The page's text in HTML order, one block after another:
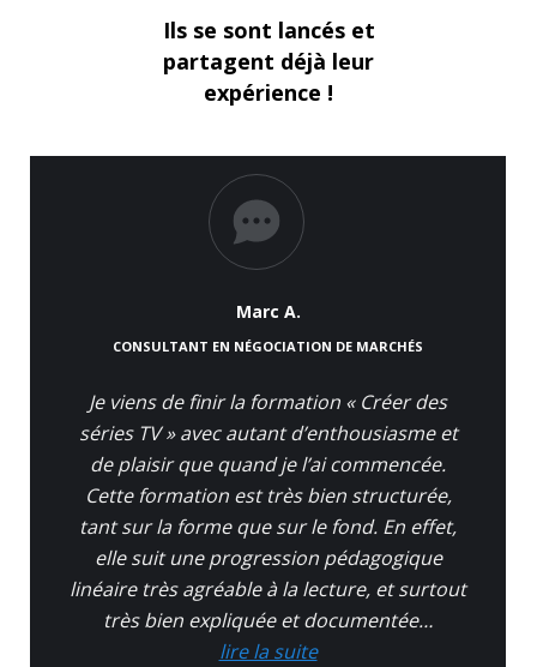
Ils se sont lancés et
partagent déjà leur
expérience !
Marc A.
CONSULTANT EN NÉGOCIATION DE MARCHÉS
Je viens de finir la formation « Créer des
séries TV » avec autant d’enthousiasme et
de plaisir que quand je l’ai commencée.
Cette formation est très bien structurée,
tant sur la forme que sur le fond. En effet,
elle suit une progression pédagogique
linéaire très agréable à la lecture, et surtout
très bien expliquée et documentée…
lire la suite